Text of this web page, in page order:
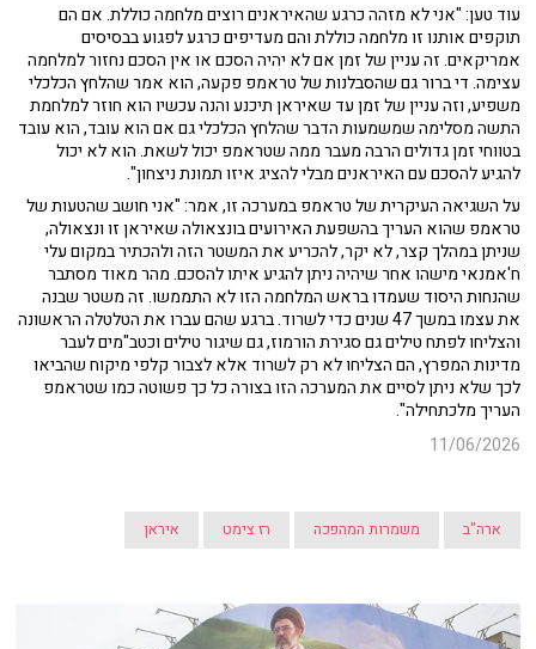
עוד טען: "אני לא מזהה כרגע שהאיראנים רוצים מלחמה כוללת. אם הם
תוקפים אותנו זו מלחמה כוללת והם מעדיפים כרגע לפגוע בבסיסים
אמריקאים. זה עניין של זמן אם לא יהיה הסכם או אין הסכם נחזור למלחמה
עצימה. די ברור גם שהסבלנות של טראמפ פקעה, הוא אמר שהלחץ הכלכלי
משפיע, וזה עניין של זמן עד שאיראן תיכנע והנה עכשיו הוא חוזר למלחמת
התשה מסלימה שמשמעות הדבר שהלחץ הכלכלי גם אם הוא עובד, הוא עובד
בטווחי זמן גדולים הרבה מעבר ממה שטראמפ יכול לשאת. הוא לא יכול
להגיע להסכם עם האיראנים מבלי להציג איזו תמונת ניצחון".
על השגיאה העיקרית של טראמפ במערכה זו, אמר: "אני חושב שהטעות של
טראמפ שהוא העריך בהשפעת האירועים בונצאולה שאיראן זו ונצאולה,
שניתן במהלך קצר, לא יקר, להכריע את המשטר הזה ולהכתיר במקום עלי
ח'אמנאי מישהו אחר שיהיה ניתן להגיע איתו להסכם. מהר מאוד מסתבר
שהנחות היסוד שעמדו בראש המלחמה הזו לא התממשו. זה משטר שבנה
את עצמו במשך 47 שנים כדי לשרוד. ברגע שהם עברו את הטלטלה הראשונה
והצליחו לפתח טילים גם סגירת הורמוז, גם שיגור טילים וכטב"מים לעבר
מדינות המפרץ, הם הצליחו לא רק לשרוד אלא לצבור קלפי מיקוח שהביאו
לכך שלא ניתן לסיים את המערכה הזו בצורה כל כך פשוטה כמו שטראמפ
העריך מלכתחילה".
11/06/2026
ארה"ב משמרות המהפכה רז צימט איראן